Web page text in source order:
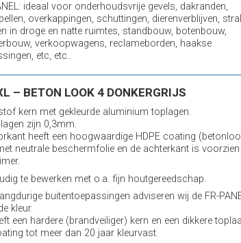
ideaal voor onderhoudsvrije gevels, dakranden,
overkappingen, schuttingen, dierenverblijven,
in droge en natte ruimtes, standbouw, botenbouw,
verkoopwagens, reclameborden, haakse
etc, etc..
– BETON LOOK 4 DONKERGRIJS
kern met gekleurde aluminium toplagen.
zijn 0,3mm.
heeft een hoogwaardige HDPE coating
neutrale beschermfolie en de achterkant is
te bewerken met o.a. fijn houtgereedschap.
buitentoepassingen adviseren wij de FR-
kleur.
een hardere (brandveiliger) kern en een dikkere
tot meer dan 20 jaar kleurvast.